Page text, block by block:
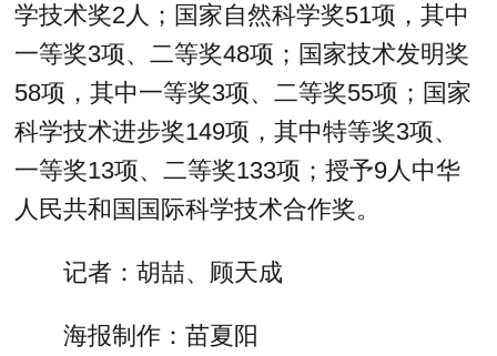
学技术奖2人；国家自然科学奖51项，其中
一等奖3项、二等奖48项；国家技术发明奖
58项，其中一等奖3项、二等奖55项；国家
科学技术进步奖149项，其中特等奖3项、
一等奖13项、二等奖133项；授予9人中华
人民共和国国际科学技术合作奖。
记者：胡喆、顾天成
海报制作：苗夏阳